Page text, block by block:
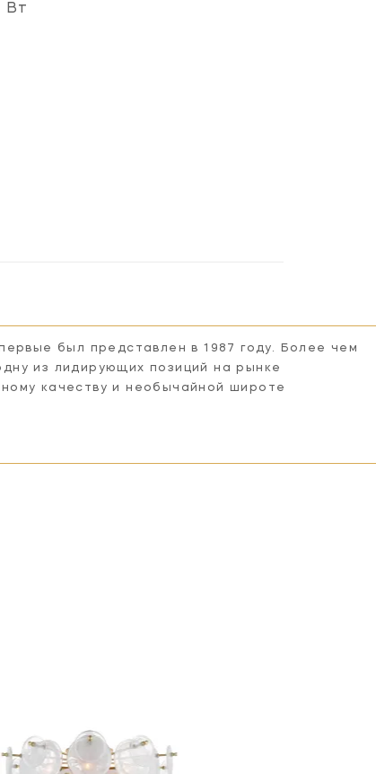
Вт
был представлен в 1987 году. Более чем
из лидирующих позиций на рынке
качеству и необычайной широте